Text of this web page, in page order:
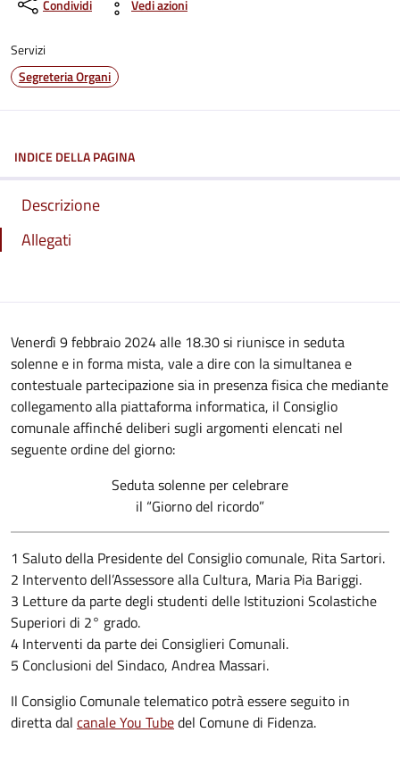
Condividi Vedi azioni
Servizi
Segreteria Organi
INDICE DELLA PAGINA
Descrizione
Allegati
Venerdì 9 febbraio 2024 alle 18.30 si riunisce in seduta
solenne e in forma mista, vale a dire con la simultanea e
contestuale partecipazione sia in presenza fisica che mediante
collegamento alla piattaforma informatica, il Consiglio
comunale affinché deliberi sugli argomenti elencati nel
seguente ordine del giorno:
Seduta solenne per celebrare
il “Giorno del ricordo”
1 Saluto della Presidente del Consiglio comunale, Rita Sartori.
2 Intervento dell’Assessore alla Cultura, Maria Pia Bariggi.
3 Letture da parte degli studenti delle Istituzioni Scolastiche
Superiori di 2° grado.
4 Interventi da parte dei Consiglieri Comunali.
5 Conclusioni del Sindaco, Andrea Massari.
Il Consiglio Comunale telematico potrà essere seguito in
diretta dal canale You Tubedel Comune di Fidenza.